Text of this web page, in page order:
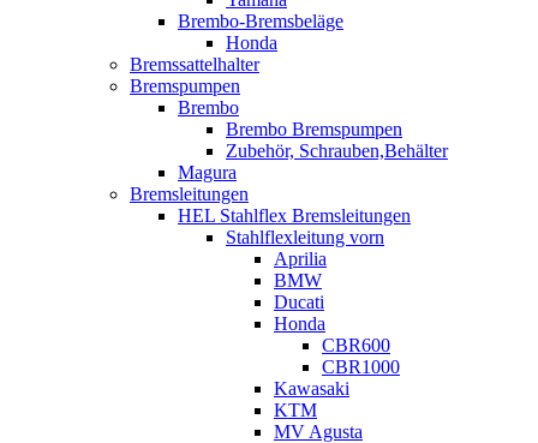
Brembo-Bremsbeläge
Honda
Bremssattelhalter
Bremspumpen
Brembo
Brembo Bremspumpen
Zubehör, Schrauben,Behälter
Magura
Bremsleitungen
HEL Stahlflex Bremsleitungen
Stahlflexleitung vorn
Aprilia
BMW
Ducati
Honda
CBR600
CBR1000
Kawasaki
KTM
MV Agusta